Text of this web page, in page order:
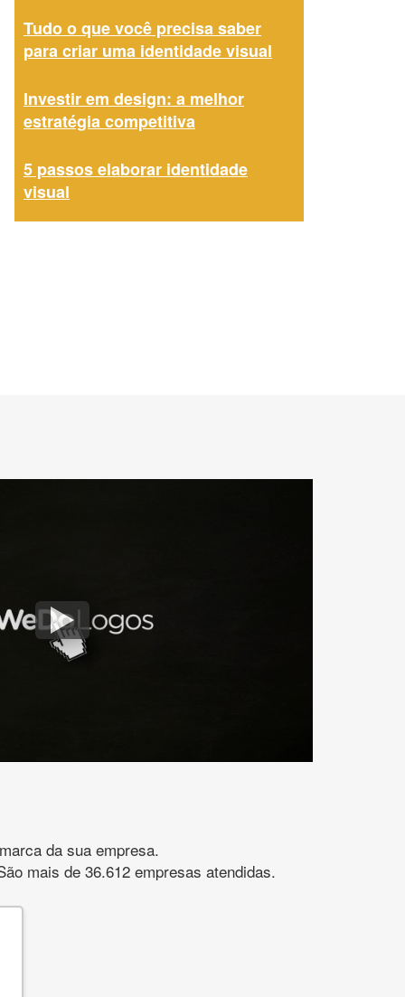
Tudo o que você precisa saber
para criar uma identidade visual
Investir em design: a melhor
estratégia competitiva
5 passos elaborar identidade
visual
da sua empresa.
mais de 36.612 empresas atendidas.